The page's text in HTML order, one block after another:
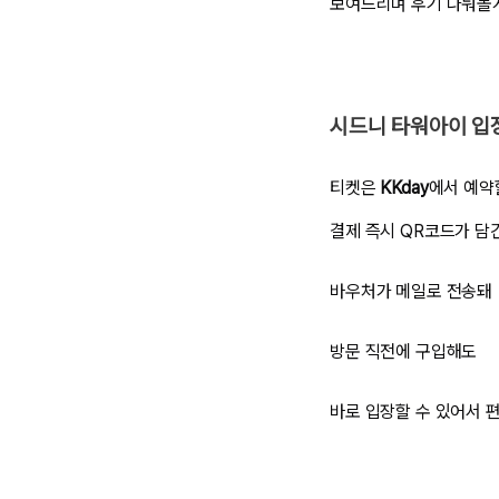
시드니 타워아이 입
​티켓은 KKday에서 예약
결제 즉시 QR코드가 담
바우처가 메일로 전송돼
방문 직전에 구입해도
바로 입장할 수 있어서